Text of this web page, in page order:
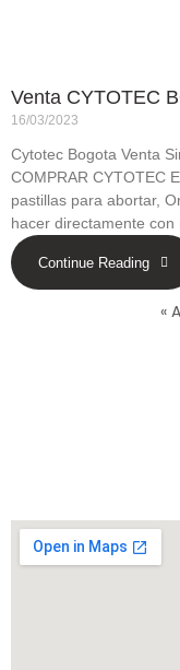
Venta CYTOTEC
16/03/2023
Cytotec Bogota Venta
COMPRAR CYTOTEC
pastillas para abortar,
hacer directamente
Continue Reading
«